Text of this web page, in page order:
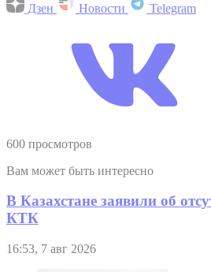
Дзен Новости Telegram
600 просмотров
Вам может быть интересно
В Казахстане заявили об
КТК
16:53, 7 авг 2026